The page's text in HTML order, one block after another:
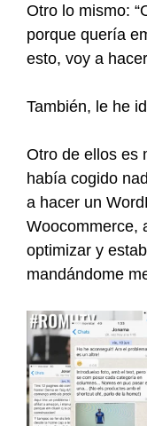
Otro lo mismo:
porque quería
esto, voy a
También, le he
Otro de ellos es
había cogido
a hacer un
Woocommerce,
optimizar y
mandándome